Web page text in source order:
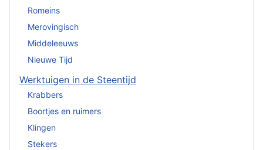
Romeins
Merovingisch
Middeleeuws
Nieuwe Tijd
Werktuigen in de Steentijd
Krabbers
Boortjes en ruimers
Klingen
Stekers